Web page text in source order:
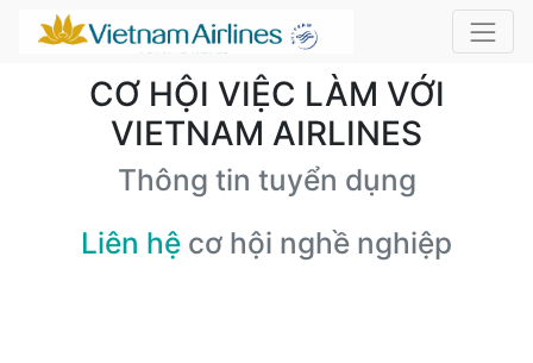
CƠ HỘI VIỆC LÀM VỚI
VIETNAM AIRLINES
Thông tin tuyển dụng
Liên hệ cơ hội nghề nghiệp